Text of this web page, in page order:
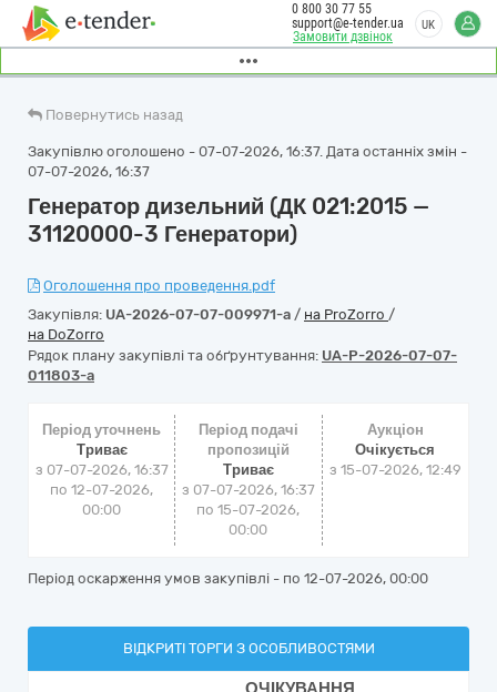
Замовити дзвінок
0 800 30 77 55
support@e-tender.ua
UK
Повернутись назад
Закупівлю оголошено - 07-07-2026, 16:37. Дата останніх змін -
07-07-2026, 16:37
Генератор дизельний (ДК 021:2015 —
31120000-3 Генератори)
Оголошення про проведення.pdf
Закупівля: UA-2026-07-07-009971-a / на ProZorro /
на DoZorro
Рядок плану закупівлі та обґрунтування: UA-P-2026-07-07-
011803-a
Період уточнень
Триває
з 07-07-2026, 16:37
по 12-07-2026,
00:00
Період подачі
пропозицій
Триває
з 07-07-2026, 16:37
по 15-07-2026,
00:00
Аукціон
Очікується
з 15-07-2026, 12:49
Період оскарження умов закупівлі - по 12-07-2026, 00:00
ВІДКРИТІ ТОРГИ З ОСОБЛИВОСТЯМИ